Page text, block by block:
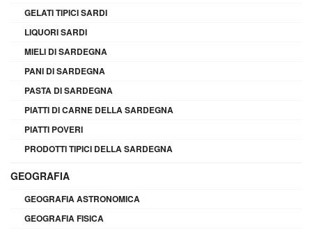
GELATI TIPICI SARDI
LIQUORI SARDI
MIELI DI SARDEGNA
PANI DI SARDEGNA
PASTA DI SARDEGNA
PIATTI DI CARNE DELLA SARDEGNA
PIATTI POVERI
PRODOTTI TIPICI DELLA SARDEGNA
GEOGRAFIA
GEOGRAFIA ASTRONOMICA
GEOGRAFIA FISICA